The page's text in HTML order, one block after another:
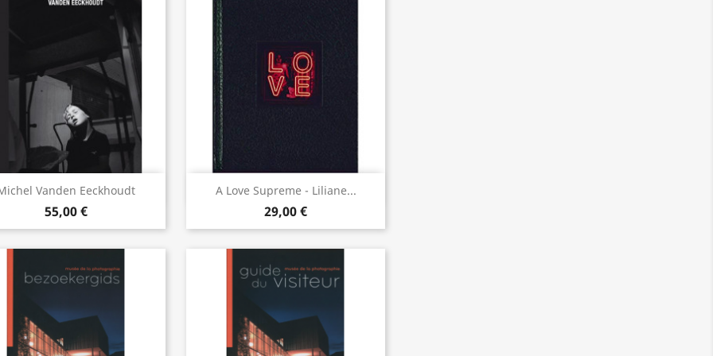
Vanden Eeckhoudt
55,00 €
Aperçu rapide A Love Supreme - Liliane...
29,00 €
Aperçu rapide